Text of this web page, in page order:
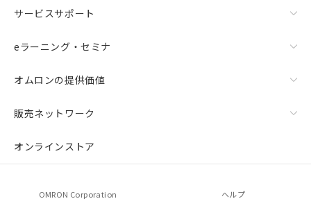
サービスサポート
eラーニング・セミナ
オムロンの提供価値
販売ネットワーク
オンラインストア
OMRON Corporation ヘルプ